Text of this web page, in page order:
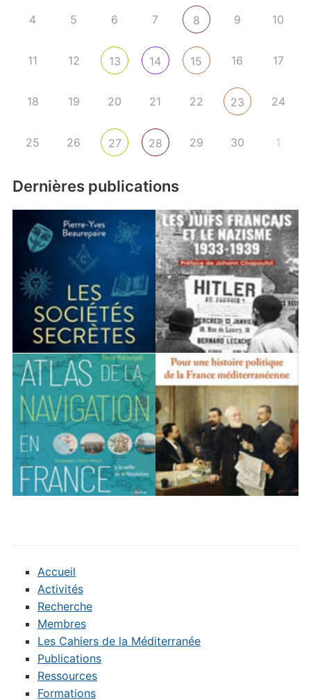
4 5 6 7 8 9 10
11 12 13 14 15 16 17
18 19 20 21 22 23 24
25 26 27 28 29 30 1
Dernières publications
Accueil
Activités
Recherche
Membres
Les Cahiers de la Méditerranée
Publications
Ressources
Formations